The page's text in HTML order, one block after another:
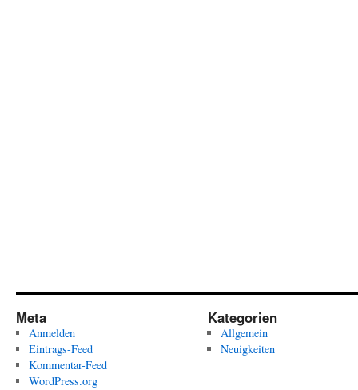
Meta
Anmelden
Eintrags-Feed
Kommentar-Feed
WordPress.org
Kategorien
Allgemein
Neuigkeiten